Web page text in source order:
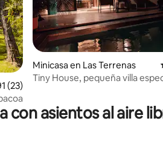
promedio: 4.91 de 5; 23
(23)
Minicasa en Las Terrenas
Tiny House, pequeña villa
con asientos al aire